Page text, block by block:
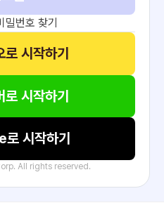
밀번호 찾기
로 시작하기
로 시작하기
시작하기
All rights reserved.